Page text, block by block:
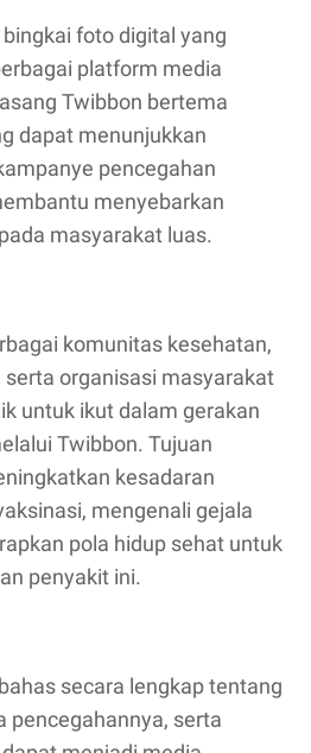
foto digital yang
platform media
Twibbon bertema
dapat menunjukkan
pencegahan
menyebarkan
masyarakat luas.
komunitas kesehatan,
organisasi masyarakat
untuk ikut dalam gerakan
Twibbon. Tujuan
kesadaran
mengenali gejala
pola hidup sehat untuk
penyakit ini.
secara lengkap tentang
pencegahannya, serta